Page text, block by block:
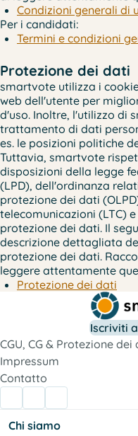
Condizioni generali di
Per i candidati:
Termini e condizioni
Protezione dei dati
smartvote utilizza i
web dell'utente per
d'uso. Inoltre, l'utilizzo di
trattamento di dati
es. le posizioni politiche
Tuttavia, smartvote
disposizioni della legge
(LPD), dell'ordinanza
protezione dei dati
telecomunicazioni (LTC)
protezione dei dati. Il
descrizione dettagliata
protezione dei dati.
leggere attentamente
Protezione dei dati
Iscriviti
CGU, CG & Protezione dei
Impressum
Contatto
Chi siamo